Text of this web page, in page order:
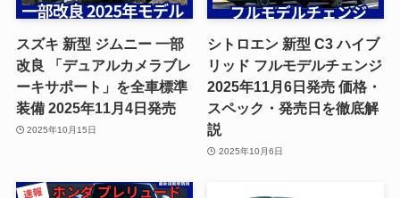
スズキ 新型 ジムニー 一部
改良 「デュアルカメラブレ
ーキサポート」を全車標準
装備 2025年11月4日発売
2025年10月15日
シトロエン 新型 C3 ハイブ
リッド フルモデルチェンジ
2025年11月6日発売 価格・
スペック・発売日を徹底解
説
2025年10月6日